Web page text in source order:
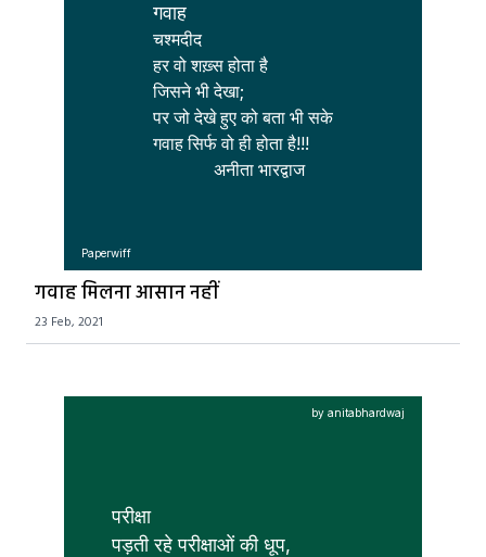
गवाह
चश्मदीद
हर वो शख़्स होता है
जिसने भी देखा;
पर जो देखे हुए को बता भी सके
गवाह सिर्फ वो ही होता है!!!
              अनीता भारद्वाज
Paperwiff
गवाह मिलना आसान नहीं
23 Feb, 2021
परीक्षा
पड़ती रहे परीक्षाओं की धूप,
by anitabhardwaj